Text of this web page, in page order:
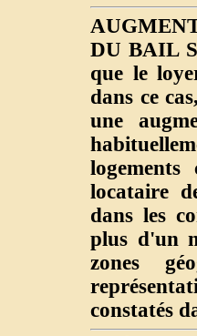
DU BAIL
que le
dans ce
une
locataire
dans les
plus d'un
zones
constatés